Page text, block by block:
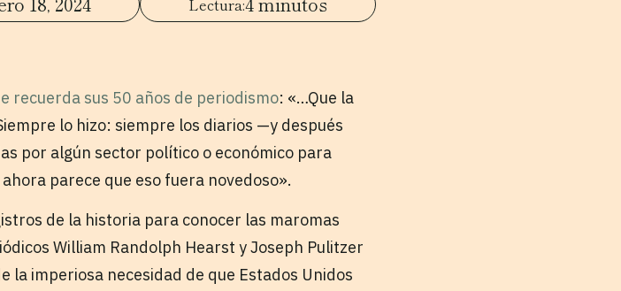
recuerda sus 50 años de periodismo: «…Que la
lo hizo: siempre los diarios —y después
por algún sector político o económico para
parece que eso fuera novedoso».
de la historia para conocer las maromas
William Randolph Hearst y Joseph Pulitzer
la imperiosa necesidad de que Estados Unidos